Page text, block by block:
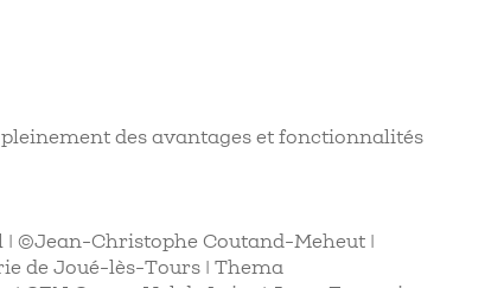
des avantages et fonctionnalités
©Jean-Christophe Coutand-Meheut |
de Joué-lès-Tours | Thema